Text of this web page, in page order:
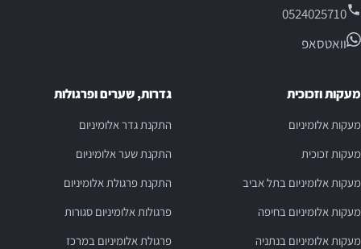
0524025710
וואטסאפ
מעקות וזכוכית
מעקות אלומיניום
מעקות זכוכית
מעקות אלומיניום בתל אביב
מעקות אלומיניום בחיפה
מעקות אלומיניום בנתניה
גדרות, שערים ופרגולות
התקנת גדר אלומיניום
התקנת שער אלומיניום
התקנת פרגולת אלומיניום
פרגולות אלומיניום סגורות
פרגולת אלומיניום במרכז